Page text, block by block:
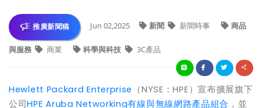
推廣新聞稿 Jun 02,2025 新聞 新聞時事 商品
與服務 商業 科學與科技 3C產品
Hewlett Packard Enterprise （NYSE ：HPE）宣布擴展旗下
公司HPE Aruba Networking有線與無線網路產品組合 ，並